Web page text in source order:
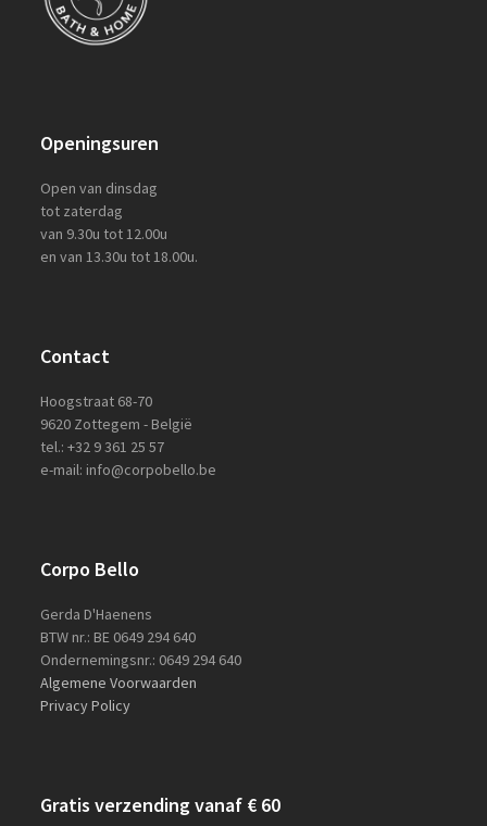
Openingsuren
Open van dinsdag
tot zaterdag
van 9.30u tot 12.00u
en van 13.30u tot 18.00u.
Contact
Hoogstraat 68-70
9620 Zottegem - België
tel.: +32 9 361 25 57
e-mail: info@corpobello.be
Corpo Bello
Gerda D'Haenens
BTW nr.: BE 0649 294 640
Ondernemingsnr.: 0649 294 640
Algemene Voorwaarden
Privacy Policy
Gratis verzending vanaf € 60